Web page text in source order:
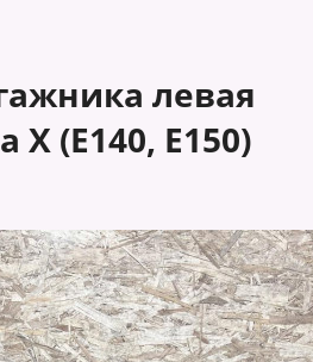
левая
X (E140, E150)